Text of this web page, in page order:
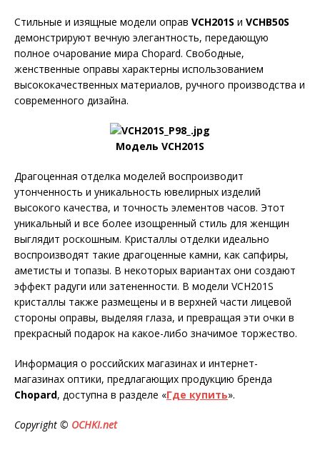
Стильные и изящные модели оправ VCH201S и VCHB50S
демонстрируют вечную элегантность, передающую
полное очарование мира Chopard. Свободные,
женственные оправы характерны использованием
высококачественных материалов, ручного производства и
современного дизайна.
Модель VCH201S
Драгоценная отделка моделей воспроизводит
утонченность и уникальность ювелирных изделий
высокого качества, и точность элементов часов. Этот
уникальный и все более изощренный стиль для женщин
выглядит роскошным. Кристаллы отделки идеально
воспроизводят такие драгоценные камни, как сапфиры,
аметисты и топазы. В некоторых вариантах они создают
эффект радуги или затененности. В модели VCH201S
кристаллы также размещены и в верхней части лицевой
стороны оправы, выделяя глаза, и превращая эти очки в
прекрасный подарок на какое-либо значимое торжество.
Информация о российских магазинах и интернет-
магазинах оптики, предлагающих продукцию бренда
Chopard, доступна в разделе «Где купить».
Copyright © OCHKI.net